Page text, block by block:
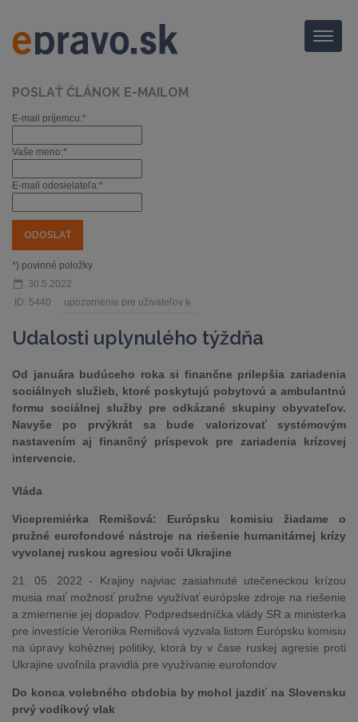
Menu
POSLAŤ ČLÁNOK E-MAILOM
E-mail príjemcu:*
Vaše meno:*
E-mail odosielateľa:*
*) povinné položky
30.5.2022
ID: 5440
upozornenie pre užívateľov
Udalosti uplynulého týždňa
Od januára budúceho roka si finančne prilepšia zariadenia
sociálnych služieb, ktoré poskytujú pobytovú a ambulantnú
formu sociálnej služby pre odkázané skupiny obyvateľov.
Navyše po prvýkrát sa bude valorizovať systémovým
nastavením aj finančný príspevok pre zariadenia krízovej
intervencie.
Vláda
Vicepremiérka Remišová: Európsku komisiu žiadame o
pružné eurofondové nástroje na riešenie humanitárnej krízy
vyvolanej ruskou agresiou voči Ukrajine
21. 05. 2022 - Krajiny najviac zasiahnuté utečeneckou krízou
musia mať možnosť pružne využívať európske zdroje na riešenie
a zmiernenie jej dopadov. Podpredsedníčka vlády SR a ministerka
pre investície Veronika Remišová vyzvala listom Európsku komisiu
na úpravy kohéznej politiky, ktorá by v čase ruskej agresie proti
Ukrajine uvoľnila pravidlá pre využívanie eurofondov
Do konca volebného obdobia by mohol jazdiť na Slovensku
prvý vodíkový vlak